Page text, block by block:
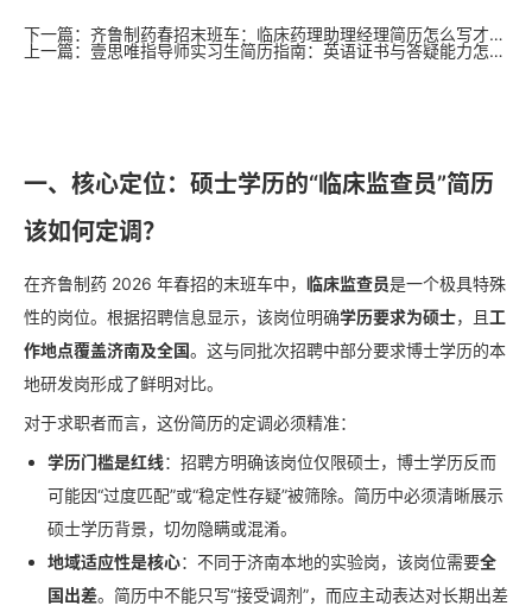
下一篇：齐鲁制药春招末班车：临床药理助理经理简历怎么写才稳？
上一篇：壹思唯指导师实习生简历指南：英语证书与答疑能力怎么写
一、核心定位：硕士学历的“临床监查员”简历
该如何定调？
在齐鲁制药 2026 年春招的末班车中， 临床监查员是一个极具特殊
性的岗位。根据招聘信息显示，该岗位明确学历要求为硕士，且工
作地点覆盖济南及全国。这与同批次招聘中部分要求博士学历的本
地研发岗形成了鲜明对比。
对于求职者而言，这份简历的定调必须精准：
学历门槛是红线：招聘方明确该岗位仅限硕士，博士学历反而
可能因“过度匹配”或“稳定性存疑”被筛除。简历中必须清晰展示
硕士学历背景，切勿隐瞒或混淆。
地域适应性是核心：不同于济南本地的实验岗，该岗位需要全
国出差。简历中不能只写“接受调剂”，而应主动表达对长期出差